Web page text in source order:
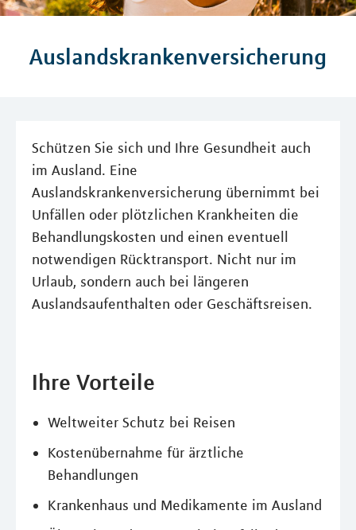
Auslandskrankenversicherung
Schützen Sie sich und Ihre Gesundheit auch
im Ausland. Eine
Auslandskrankenversicherung übernimmt bei
Unfällen oder plötzlichen Krankheiten die
Behandlungskosten und einen eventuell
notwendigen Rücktransport. Nicht nur im
Urlaub, sondern auch bei längeren
Auslandsaufenthalten oder Geschäftsreisen.
Ihre Vorteile
Weltweiter Schutz bei Reisen
Kostenübernahme für ärztliche
Behandlungen
Krankenhaus und Medikamente im Ausland